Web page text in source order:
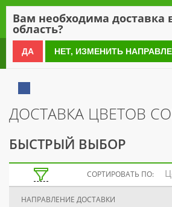
0 800 21 54 55
ДОСТАВКА ЦВЕТОВ
БЫСТРЫЙ ВЫБОР
СОРТИРОВАТЬ ПО:
НАПРАВЛЕНИЕ ДОСТАВКИ
Вам необходима доставка
область?
ДА НЕТ, ИЗМЕНИТЬ